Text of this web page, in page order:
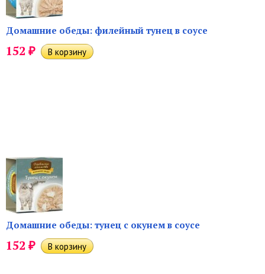
Домашние обеды: филейный тунец в соусе
152 ₽
Домашние обеды: тунец с окунем в соусе
152 ₽